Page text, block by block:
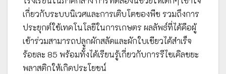
เกี่ยวกับระบบนิเวศและการเติบโตของพืช รวมถึงการ
ประยุกต์ใช้เทคโนโลยีในการเกษตร ผลลัพธ์ที่ได้คือผู้
เข้าร่วมสามารถปลูกผักสลัดและผักใบเขียวได้สำเร็จ
ร้อยละ 85 พร้อมทั้งได้เรียนรู้เกี่ยวกับการรีไซเคิลขยะ
พลาสติกให้เกิดประโยชน์